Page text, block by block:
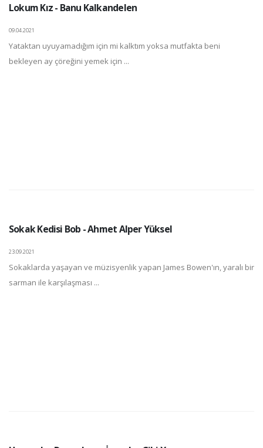
Lokum Kız - Banu Kalkandelen
09.04.2021
Yataktan uyuyamadığım için mi kalktım yoksa mutfakta beni
bekleyen ay çöreğini yemek için ...
Sokak Kedisi Bob - Ahmet Alper Yüksel
23.09.2021
Sokaklarda yaşayan ve müzisyenlik yapan James Bowen'ın, yaralı bir
sarman ile karşılaşması ...